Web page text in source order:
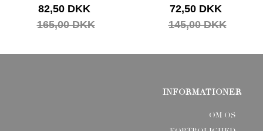
82,50 DKK
165,00 DKK
72,50 DKK
145,00 DKK
INFORMATIONER
OM OS